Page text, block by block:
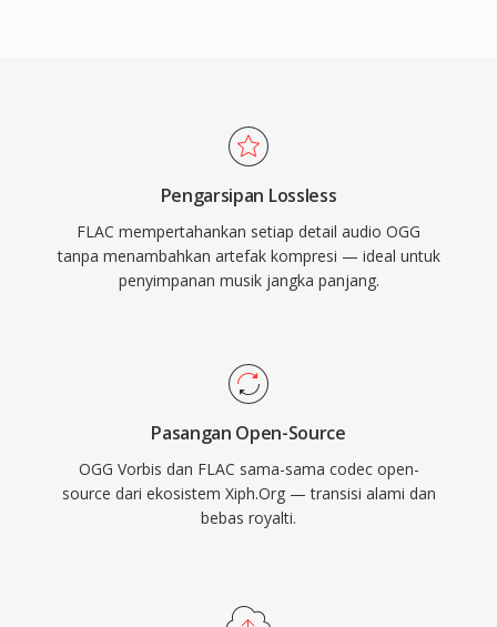
FLAC menarik. Pertama, pemulihan bit-for-bit
yang lengkap dari sinyal asli saat decoding.
Kedua, metadata tertanam melalui komentar
Vorbis dan artwork album menjaga pustaka
tetap terorganisir tanpa file pendamping.
Ketiga, lisensi open-source berarti tidak ada
Pengarsipan Lossless
FLAC mempertahankan setiap detail audio OGG
tanpa menambahkan artefak kompresi — ideal untuk
penyimpanan musik jangka panjang.
Pasangan Open-Source
OGG Vorbis dan FLAC sama-sama codec open-
source dari ekosistem Xiph.Org — transisi alami dan
bebas royalti.